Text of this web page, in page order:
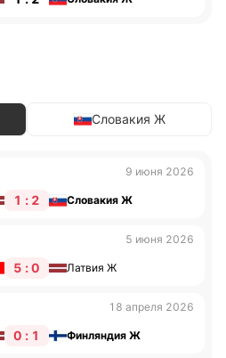
Словакия Ж
9 июня 2026
1 : 2 Словакия Ж
5 июня 2026
5 : 0 Латвия Ж
18 апреля 2026
0 : 1 Финляндия Ж